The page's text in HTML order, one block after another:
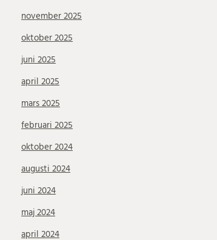
november 2025
oktober 2025
juni 2025
april 2025
mars 2025
februari 2025
oktober 2024
augusti 2024
juni 2024
maj 2024
april 2024